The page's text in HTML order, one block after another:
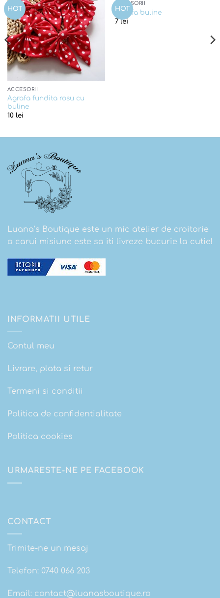
HOT
Add to
wishlist
ACCESORII
Agrafa fundita rosu cu
buline
10 lei
HOT
ACCESORII
Agrafa buline
7lei
Luana’s Boutique este un mic atelier de croitorie
a carui misiune este sa iti livreze bucurie la cutie!
INFORMATII UTILE
Contul meu
Livrare, plata si retur
Termeni si conditii
Politica de confidentialitate
Politica cookies
URMARESTE-NE PE FACEBOOK
CONTACT
Trimite-ne un mesaj
Telefon: 0740 066 203
Email: contact@luanasboutique.ro